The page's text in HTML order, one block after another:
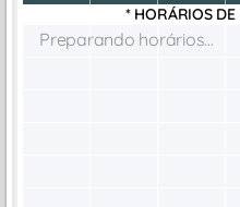
* HORÁRIOS DE
Preparando horários...